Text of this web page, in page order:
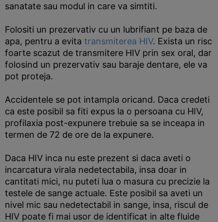
sanatate sau modul in care va simtiti.
Folositi un prezervativ cu un lubrifiant pe baza de
apa, pentru a evita transmiterea HIV. Exista un risc
foarte scazut de transmitere HIV prin sex oral, dar
folosind un prezervativ sau baraje dentare, ele va
pot proteja.
Accidentele se pot intampla oricand. Daca credeti
ca este posibil sa fiti expus la o persoana cu HIV,
profilaxia post-expunere trebuie sa se inceapa in
termen de 72 de ore de la expunere.
Daca HIV inca nu este prezent si daca aveti o
incarcatura virala nedetectabila, insa doar in
cantitati mici, nu puteti lua o masura cu precizie la
testele de sange actuale. Este posibil sa aveti un
nivel mic sau nedetectabil in sange, insa, riscul de
HIV poate fi mai usor de identificat in alte fluide